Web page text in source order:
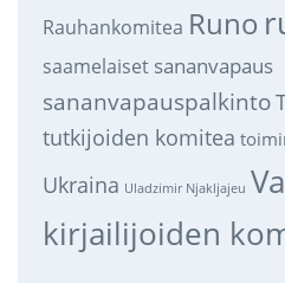
Rauhankomitea Runo
saamelaiset sananvapaus
sananvapauspalkinto
tutkijoiden komitea
Ukraina Uladzimir Njakljajeu
kirjailijoiden